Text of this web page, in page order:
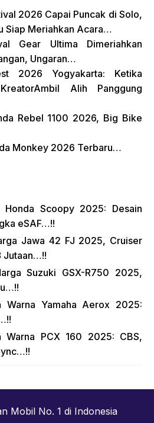
2026 Capai Puncak di Solo,
Siap Meriahkan Acara…
Gear Ultima Dimeriahkan
Ungaran…
2026 Yogyakarta: Ketika
Alih Panggung
Rebel 1100 2026, Big Bike
Monkey 2026 Terbaru…
Honda Scoopy 2025: Desain
eSAF…!!
Jawa 42 FJ 2025, Cruiser
Jutaan…!!
Suzuki GSX-R750 2025,
Warna Yamaha Aerox 2025:
Warna PCX 160 2025: CBS,
Mobil No. 1 di Indonesia